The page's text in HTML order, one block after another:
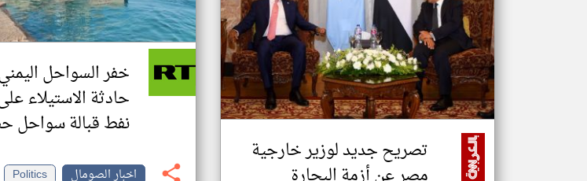
تصريح جديد لوزير خارجية
خفر السواحل
حادثة الاستيلاء
نفط قبالة سواحل
اخبار الصومال
Politics